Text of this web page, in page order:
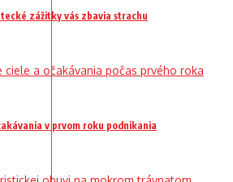
zážitky vás zbavia strachu
v prvom roku podnikania